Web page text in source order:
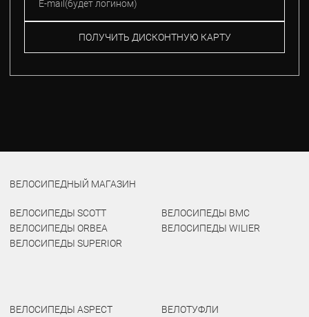
ПОЛУЧИТЬ ДИСКОНТНУЮ КАРТУ
ВЕЛОСИПЕДНЫЙ МАГАЗИН
ВЕЛОСИПЕДЫ SCOTT
ВЕЛОСИПЕДЫ ORBEA
ВЕЛОСИПЕДЫ SUPERIOR
ВЕЛОСИПЕДЫ BMC
ВЕЛОСИПЕДЫ WILIER
ВЕЛОСИПЕДЫ ASPECT
ВЕЛОТУФЛИ